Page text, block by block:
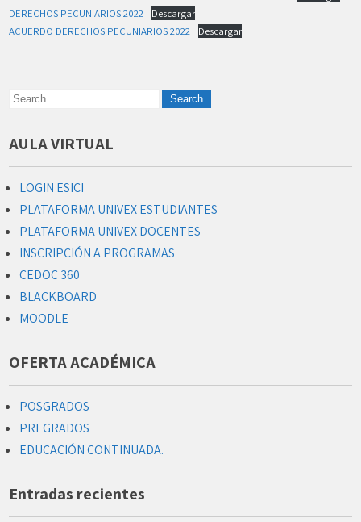
DERECHOS PECUNIARIOS 2022
Descargar
ACUERDO DERECHOS PECUNIARIOS 2022
Descargar
AULA VIRTUAL
LOGIN ESICI
PLATAFORMA UNIVEX ESTUDIANTES
PLATAFORMA UNIVEX DOCENTES
INSCRIPCIÓN A PROGRAMAS
CEDOC 360
BLACKBOARD
MOODLE
OFERTA ACADÉMICA
POSGRADOS
PREGRADOS
EDUCACIÓN CONTINUADA.
Entradas recientes